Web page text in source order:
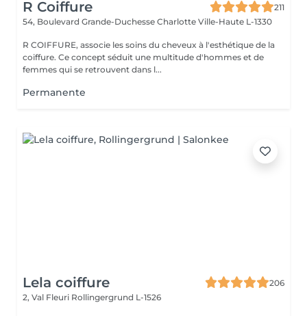
R Coiffure
211
54, Boulevard Grande-Duchesse Charlotte Ville-Haute L-1330
R COIFFURE, associe les soins du cheveux à l'esthétique de la
coiffure. Ce concept séduit une multitude d'hommes et de
femmes qui se retrouvent dans l...
Permanente
Lela coiffure
206
2, Val Fleuri Rollingergrund L-1526